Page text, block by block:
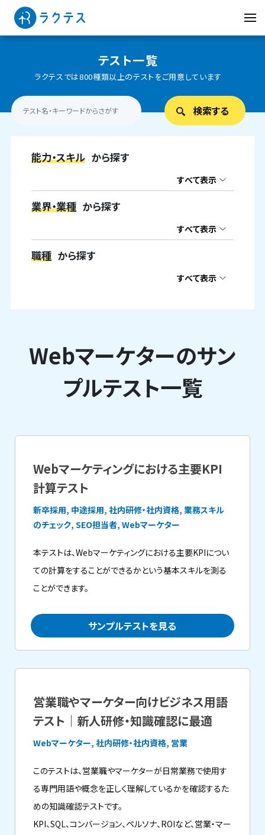
テスト一覧
ラクテスでは800種類以上のテストをご用意しています
能力・スキル から探す
すべて表示
業界・業種 から探す
すべて表示
職種 から探す
すべて表示
Webマーケターのサン
プルテスト一覧
Webマーケティングにおける主要KPI
計算テスト
新卒採用, 中途採用, 社内研修・社内資格, 業務スキル
のチェック, SEO担当者, Webマーケター
本テストは、Webマーケティングにおける主要KPIについ
ての計算をすることができるかという基本スキルを測る
ことができます。
サンプルテストを見る
営業職やマーケター向けビジネス用語
テスト｜新人研修・知識確認に最適
Webマーケター, 社内研修・社内資格, 営業
このテストは、営業職やマーケターが日常業務で使用す
る専門用語や概念を正しく理解しているかを確認するた
めの知識確認テストです。
KPI、SQL、コンバージョン、ペルソナ、ROIなど、営業・マー